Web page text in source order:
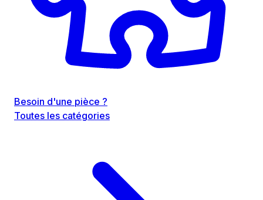
Besoin d'une pièce ?
Toutes les catégories